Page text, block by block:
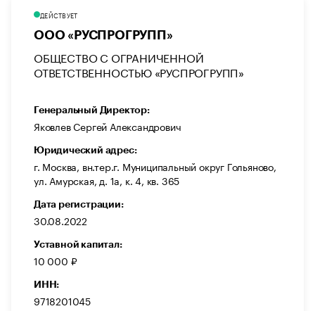
ДЕЙСТВУЕТ
ООО «РУСПРОГРУПП»
ОБЩЕСТВО С ОГРАНИЧЕННОЙ
ОТВЕТСТВЕННОСТЬЮ «РУСПРОГРУПП»
Генеральный Директор:
Яковлев Сергей Александрович
Юридический адрес:
г. Москва, вн.тер.г. Муниципальный округ Гольяново,
ул. Амурская, д. 1а, к. 4, кв. 365
Дата регистрации:
30.08.2022
Уставной капитал:
10 000 ₽
ИНН:
9718201045